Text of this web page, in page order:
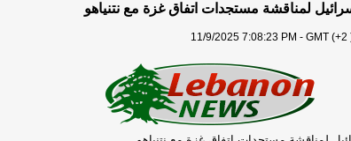
لمناقشة مستجدات اتفاق غزة مع نتنياهو
11/9/2025 7:08:23 PM - GMT (+2